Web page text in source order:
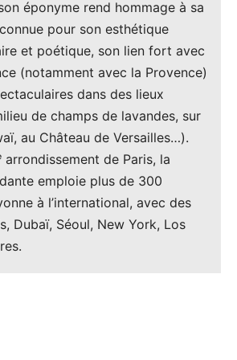
éponyme rend hommage à sa
pour son esthétique
et poétique, son lien fort avec
(notamment avec la Provence)
dans des lieux
de champs de lavandes, sur
au Château de Versailles…).
arrondissement de Paris, la
emploie plus de 300
à l’international, avec des
Dubaï, Séoul, New York, Los